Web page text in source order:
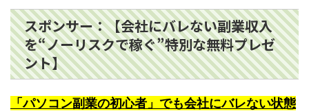
スポンサー：【会社にバレない副業収入
を“ノーリスクで稼ぐ”特別な無料プレゼ
ント】
「パソコン副業の初心者」でも会社にバレない状態